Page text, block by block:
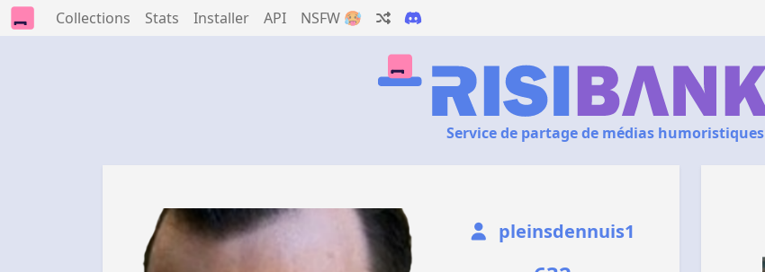
Collections Stats Installer API NSFW 🥵
Service de partage de médias humoristiques
pleinsdennuis1